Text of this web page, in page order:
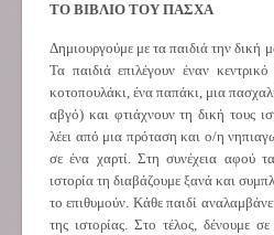
ΤΟ ΒΙΒΛΙΟ ΤΟΥ ΠΑΣΧΑ
Δημιουργούμε με τα παιδιά την δική
Τα παιδιά επιλέγουν έναν
κοτοπουλάκι, ένα παπάκι, μια
αβγό) και φτιάχνουν τη δική τους
λέει από μια πρόταση και ο/η
σε ένα χαρτί. Στη συνέχεια αφού
ιστορία τη διαβάζουμε ξανά και
το επιθυμούν. Κάθε παιδί
της ιστορίας. Στο τέλος, δένουμε